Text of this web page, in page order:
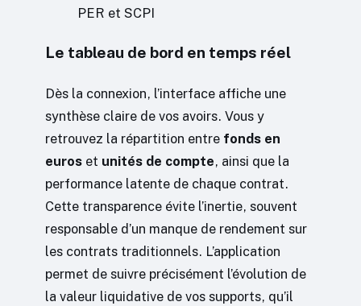
PER et SCPI
Le tableau de bord en temps réel
Dès la connexion, l’interface affiche une
synthèse claire de vos avoirs. Vous y
retrouvez la répartition entre fonds en
euros et unités de compte, ainsi que la
performance latente de chaque contrat.
Cette transparence évite l’inertie, souvent
responsable d’un manque de rendement sur
les contrats traditionnels. L’application
permet de suivre précisément l’évolution de
la valeur liquidative de vos supports, qu’il